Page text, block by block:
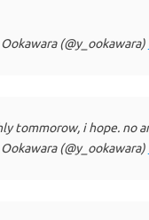
(@y_ookawara)
tommorow, i hope. no
(@y_ookawara)